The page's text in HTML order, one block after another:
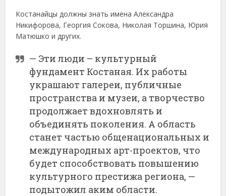
Костанайцы должны знать имена Александpа
Никифорова, Георгия Сокова, Николая Торшина, Юрия
Матюшко и других.
— Эти люди – культурный
фундамент Костаная. Их работы
украшают галереи, публичные
пространства и музеи, а творчество
продолжает вдохновлять и
объединять поколения. А область
станет частью общенациональных и
международных арт-проектов, что
будет способствовать повышению
культурного престижа региона, —
подытожил аким области.